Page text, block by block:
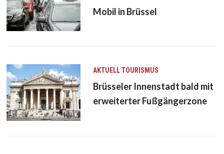
Mobil in Brüssel
AKTUELLTOURISMUS
Brüsseler Innenstadt bald mit
erweiterter Fußgängerzone